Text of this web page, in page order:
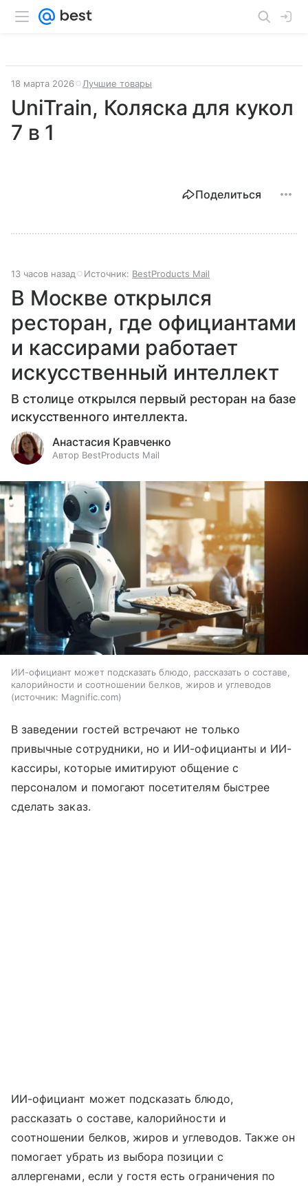
18 марта 2026 Лучшие товары
UniTrain, Коляска для кукол
7 в 1
Поделиться
13 часов назад Источник: BestProducts Mail
В Москве открылся
ресторан, где официантами
и кассирами работает
искусственный интеллект
В столице открылся первый ресторан на базе
искусственного интеллекта.
Анастасия Кравченко
Автор BestProducts Mail
ИИ-официант может подсказать блюдо, рассказать о составе,
калорийности и соотношении белков, жиров и углеводов
источник: Magnific.com
В заведении гостей встречают не только
привычные сотрудники, но и ИИ-официанты и ИИ-
кассиры, которые имитируют общение с
персоналом и помогают посетителям быстрее
сделать заказ.
ИИ-официант может подсказать блюдо,
рассказать о составе, калорийности и
соотношении белков, жиров и углеводов. Также он
помогает убрать из выбора позиции с
аллергенами, если у гостя есть ограничения по